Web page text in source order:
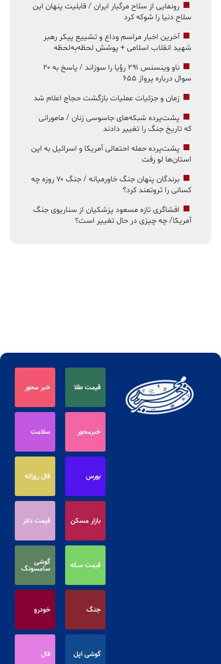
رونمایی از سلاح مرگبار ایران / قابلیت پنهان این
سلاح دنیا را شوکه کرد
آخرین اخبار مراسم وداع و تشییع پیکر رهبر
شهید انقلاب اسلامی + پوشش لحظه‌به‌لحظه
ناو وینسنس ۲۹۱ رؤیا را سوزاند / پاسخ به ۲۰
سوال درباره پرواز ۶۵۵
زمان و جزئیات عملیات بازگشت حجاج اعلام شد
پشت‌پرده شبکه‌های جاسوسی زنان / مامورانی
که تاریخ جنگ را تغییر دادند
پشت‌پرده حمله احتمالی آمریکا و اسرائیل به این
استان‌ها لو رفت
برندگان پنهان جنگ خاورمیانه / جنگ ۷۰ روزه چه
کسانی را ثروتمند کرد؟
افشاگری تازه مسعود پزشکیان از سناریوی جنگ
آمریکا/ چه چیزی در حال تغییر است؟
قیمت طلا خبر محور
خبرمحور سلامت
بورس فال روزانه
بازار مسکن قیمت دلار
قیمت سکه گوشی
سامسونگ
جنگ خودرو
گوشی اپل فال